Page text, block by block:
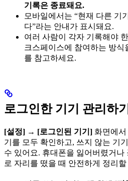
기록은 종료돼요.
모바일에서는 “현재 다른 기
다”라는 안내가 표시돼요.
여러 사람이 각자 기록해야
크스페이스에 참여하는 방식
를 참고하세요.
로그인한 기기 관리하기
[설정] → [로그인된 기기] 화면에서
기를 모두 확인하고, 쓰지 않는 기
수 있어요. 휴대폰을 잃어버렸거나
로 자리를 떴을 때 안전하게 정리